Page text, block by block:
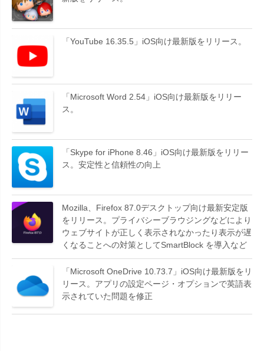
「YouTube 16.35.5」iOS向け最新版をリリース。
「Microsoft Word 2.54」iOS向け最新版をリリー
ス。
「Skype for iPhone 8.46」iOS向け最新版をリリー
ス。安定性と信頼性の向上
Mozilla、Firefox 87.0デスクトップ向け最新安定版
をリリース。プライバシーブラウジングなどにより
ウェブサイトが正しく表示されなかったり表示が遅
くなることへの対策としてSmartBlock を導入など
「Microsoft OneDrive 10.73.7」iOS向け最新版をリ
リース。アプリの設定ページ・オプションで英語表
示されていた問題を修正